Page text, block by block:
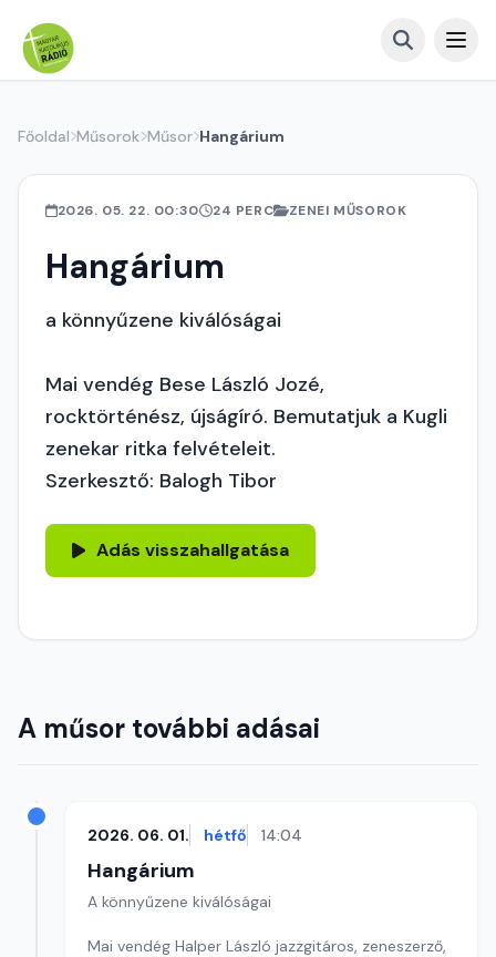
Főoldal Műsorok Műsor Hangárium
2026. 05. 22. 00:30 24 PERC ZENEI MŰSOROK
Hangárium
a könnyűzene kiválóságai
Mai vendég Bese László Jozé,
rocktörténész, újságíró. Bemutatjuk a Kugli
zenekar ritka felvételeit.
Szerkesztő: Balogh Tibor
Adás visszahallgatása
A műsor további adásai
2026. 06. 01. hétfő 14:04
Hangárium
A könnyűzene kiválóságai
Mai vendég Halper László jazzgitáros, zeneszerző,